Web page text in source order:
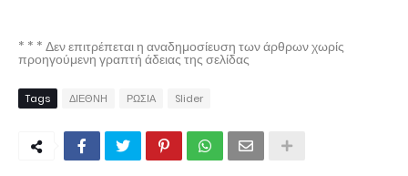
* * * Δεν επιτρέπεται η αναδημοσίευση των άρθρων χωρίς
προηγούμενη γραπτή άδειας της σελίδας
Tags ΔΙΕΘΝΗ ΡΩΣΙΑ Slider